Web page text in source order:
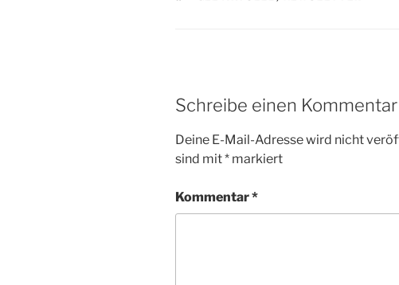
Schreibe einen Kommentar
Deine E-Mail-Adresse wird nicht
sind mit* markiert
Kommentar*